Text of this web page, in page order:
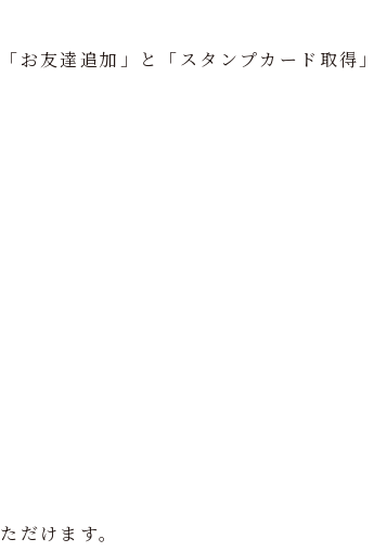
お友達追加」と「スタンプカード取得
だけます。